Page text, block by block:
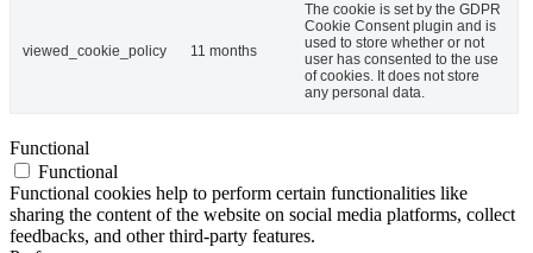
viewed_cookie_policy 11 months
The cookie is set by the GDPR
Cookie Consent plugin and is
used to store whether or not
user has consented to the use
of cookies. It does not store
any personal data.
Functional
Functional
Functional cookies help to perform certain functionalities like
sharing the content of the website on social media platforms, collect
feedbacks, and other third-party features.